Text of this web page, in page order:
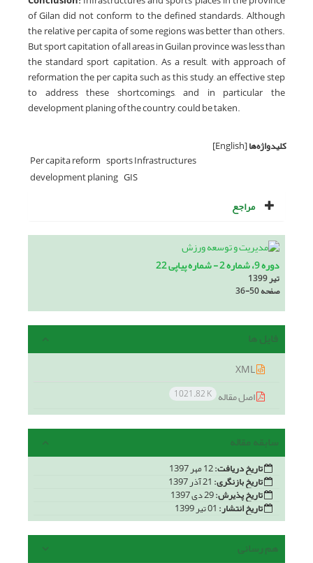
of Gilan did not conform to the defined standards. Although
the relative per capita of some regions was better than others.
But sport capitation of all areas in Guilan province was less than
the standard sport capitation. As a result, with approach of
reformation the per capita such as this study, an effective step
to address these shortcomings, and in particular the
development planing of the country, could be taken.
کلیدواژه‌ها[English]
Per capita reform sports Infrastructures
development planing GIS
مراجع
دوره 9، شماره 2 - شماره پیاپی 22
تیر 1399
صفحه36-50
فایل ها
اصل مقاله 1021.82 K
سابقه مقاله
تاریخ دریافت:
تاریخ بازنگری:
تاریخ پذیرش:
تاریخ انتشار:
هم رسانی